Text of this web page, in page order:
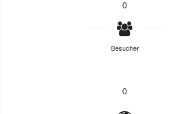
0
Besucher
0